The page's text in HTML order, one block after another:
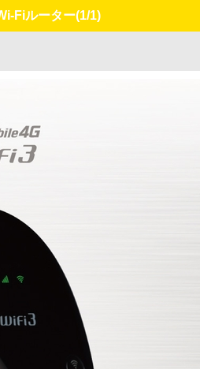
Fiルーター(1/1)